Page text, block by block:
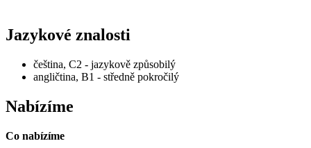
Jazykové znalosti
čeština, C2 - jazykově způsobilý
angličtina, B1 - středně pokročilý
Nabízíme
Co nabízíme